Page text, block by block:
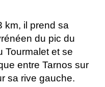
km, il prend sa
du pic du
Tourmaletet se
entre Tarnos sur
sa rive gauche.